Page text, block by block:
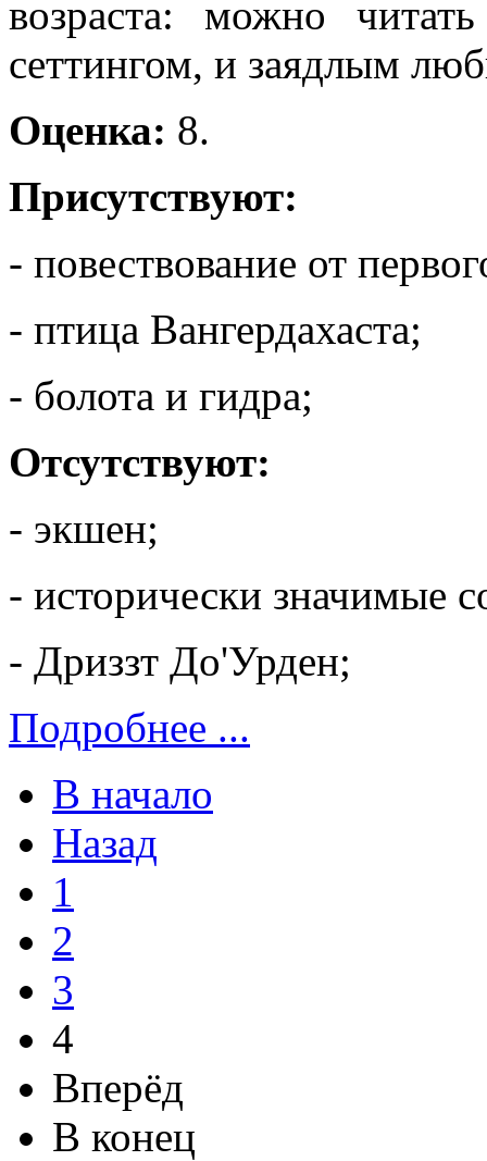
возраста: можно
сеттингом, и заядлым
Оценка: 8.
Присутствуют:
- повествование от
- птица Вангердахаста;
- болота и гидра;
Отсутствуют:
- экшен;
- исторически значимые
- Дриззт До'Урден;
Подробнее ...
В начало
Назад
1
2
3
4
Вперёд
В конец